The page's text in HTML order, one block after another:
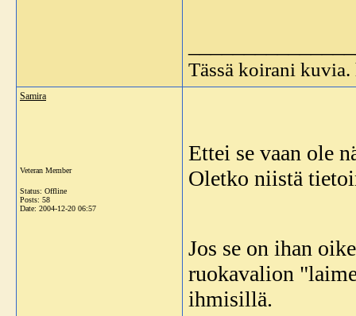
Tässä koirani
Samira
Veteran Member
Status: Offline
Posts: 58
Date: 2004-12-20 06:57
Ettei se vaan ole
Oletko niistä
Jos se on ihan
ruokavalion
ihmisillä.